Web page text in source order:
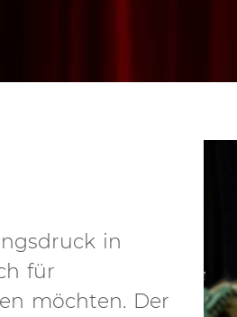
in
für
möchten. Der